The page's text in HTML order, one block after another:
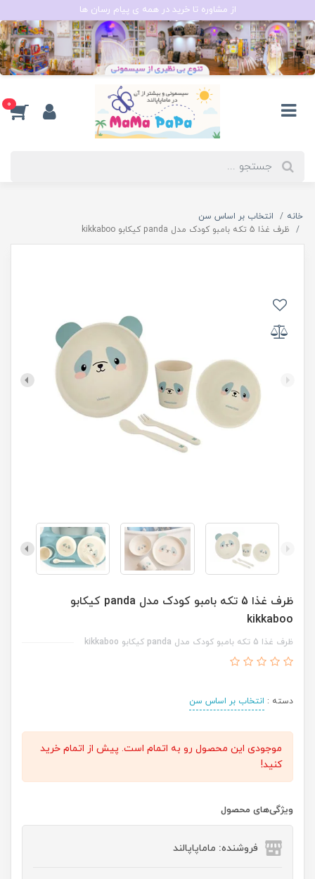
از مشاوره تا خرید در همه ی پیام رسان ها
0
خانه
انتخاب بر اساس سن
ظرف غذا 5 تکه بامبو کودک مدل panda کیکابو kikkaboo
ظرف غذا 5 تکه بامبو کودک مدل panda کیکابو
kikkaboo
ظرف غذا 5 تکه بامبو کودک مدل panda کیکابو kikkaboo
دسته : انتخاب بر اساس سن
موجودی این محصول رو به اتمام است. پیش از اتمام خرید
کنید!
ویژگی‌های محصول
فروشنده: ماماپاپالند